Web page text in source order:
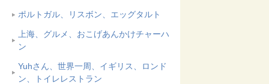
ポルトガル、リスボン、エッグタルト
上海、グルメ、おこげあんかけチャーハ
ン
Yuhさん、世界一周、イギリス、ロンド
ン、トイレレストラン